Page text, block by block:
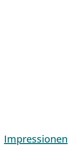
Impressionen